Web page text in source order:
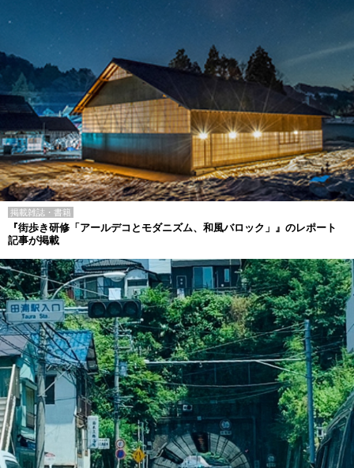
掲載雑誌・書籍
『街歩き研修「アールデコとモダニズム、和風バロック」』のレポート
記事が掲載